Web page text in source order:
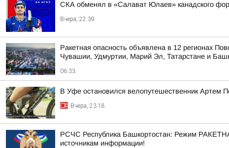
СКА обменял в «Салават Юлаев» канадского
Вчера, 22:39
Ракетная опасность объявлена в 12 регионах
Чувашии, Удмуртии, Марий Эл, Татарстане и
06:33
В Уфе остановился велопутешественник Артем
Вчера, 23:18
РСЧС Республика Башкортостан: Режим
источникам информации!